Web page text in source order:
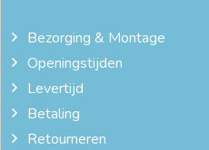
Bezorging & Montage
Openingstijden
Levertijd
Betaling
Retourneren